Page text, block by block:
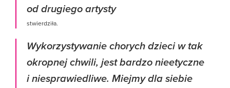
od drugiego artysty
stwierdziła.
Wykorzystywanie chorych dzieci w tak
okropnej chwili, jest bardzo nieetyczne
i niesprawiedliwe. Miejmy dla siebie